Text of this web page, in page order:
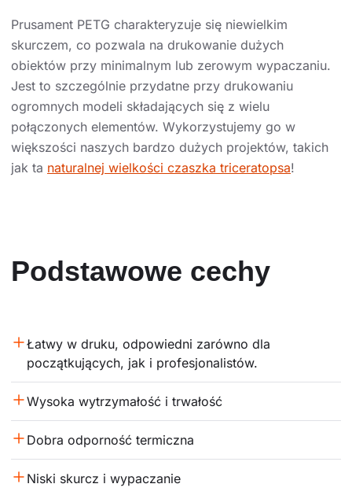
Prusament PETG charakteryzuje się niewielkim
skurczem, co pozwala na drukowanie dużych
obiektów przy minimalnym lub zerowym wypaczaniu.
Jest to szczególnie przydatne przy drukowaniu
ogromnych modeli składających się z wielu
połączonych elementów. Wykorzystujemy go w
większości naszych bardzo dużych projektów, takich
jak ta naturalnej wielkości czaszka triceratopsa!
Podstawowe cechy
Łatwy w druku, odpowiedni zarówno dla
początkujących, jak i profesjonalistów.
Wysoka wytrzymałość i trwałość
Dobra odporność termiczna
Niski skurcz i wypaczanie